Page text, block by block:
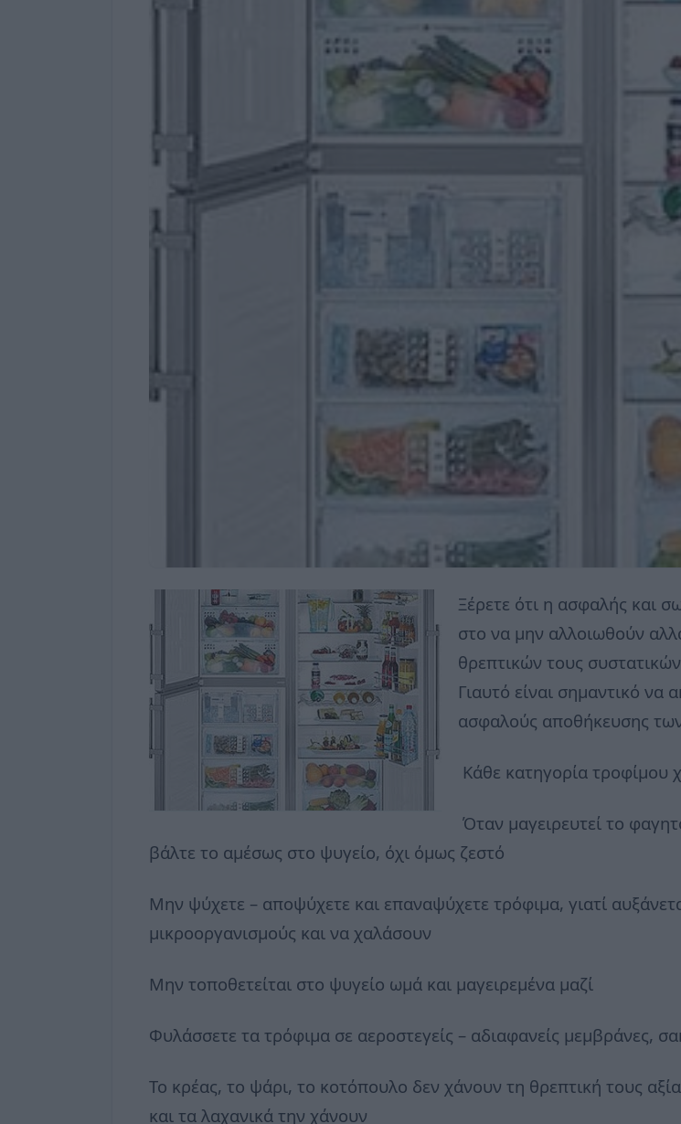
Ξέρετε ότι η ασφαλής και
στο να μην αλλοιωθούν
θρεπτικών τους
Γιαυτό είναι σημαντικό να
ασφαλούς αποθήκευσης
Κάθε κατηγορία τροφίμου
Όταν μαγειρευτεί το
βάλτε το αμέσως στο ψυγείο, όχι όμως ζεστό
Μην ψύχετε – αποψύχετε και επαναψύχετε τρόφιμα, γιατί
μικροοργανισμούς και να χαλάσουν
Μην τοποθετείται στο ψυγείο ωμά και μαγειρεμένα μαζί
Φυλάσσετε τα τρόφιμα σε αεροστεγείς – αδιαφανείς μεμβράνες,
Το κρέας, το ψάρι, το κοτόπουλο δεν χάνουν τη θρεπτική τους
και τα λαχανικά την χάνουν